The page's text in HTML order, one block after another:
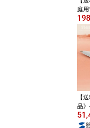
庭
ン
【
品
スー
イ